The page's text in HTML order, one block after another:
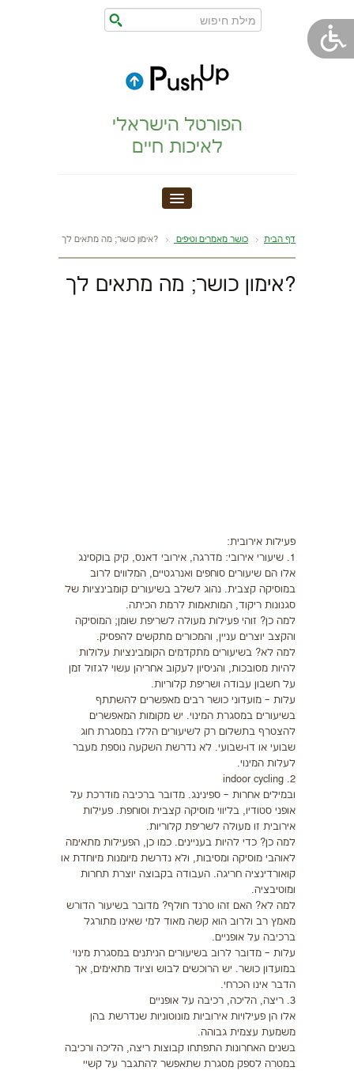
הפורטל הישראלי
לאיכות חיים
חדר כושר
צור קשר
דף הבית כושר מאמרים וטיפים ?אימון כושר; מה מתאים לך
?אימון כושר; מה מתאים לך
פעילות אירובית:
1. שיעורי אירובי: מדרגה, אירובי דאנס, קיק בוקסינג
אלו הם שיעורים סוחפים ואנרגטיים, המלווים לרוב
במוסיקה קצבית. נהוג לשלב בשיעורים קומבינציות של
סגנונות ריקוד, המותאמות לרמת הכיתה.
למה כן? זוהי פעילות מעולה לשריפת שומן; המוסיקה
והקצב יוצרים עניין, והמכורים מתקשים להפסיק.
למה לא? בשיעורים מתקדמים הקומבינציות עלולות
להיות מסובכות, והניסיון לעקוב אחריהן עשוי לגזול זמן
על חשבון עבודה ושריפת קלוריות.
עלות – מועדוני כושר רבים מאפשרים להשתתף
בשיעורים במסגרת המינוי. יש מקומות המאפשרים
להצטרף בתשלום רק לשיעורים הללו במסגרת חוג
שבועי או דו-שבועי. לא נדרשת השקעה נוספת מעבר
לעלות המינוי.
2. indoor cycling
ובמילים אחרות – ספינינג. מדובר ברכיבה מודרכת על
אופני סטודיו, בליווי מוסיקה קצבית וסוחפת. פעילות
אירובית זו מעולה לשריפת קלוריות.
למה כן? כדי להיות בעניינים. כמו כן, הפעילות מתאימה
לאוהבי מוסיקה ומסיבות, ולא נדרשת מיומנות מיוחדת או
קואורדינציה חריגה. העבודה בקבוצה יוצרת תחרות
ומוטיבציה.
למה לא? האם זהו טרנד חולף? מדובר בשיעור הדורש
מאמץ רב ולרוב הוא קשה מאוד למי שאינו מתורגל
ברכיבה על אופניים.
עלות – מדובר לרוב בשיעורים הניתנים במסגרת מינוי
במועדון כושר. יש הרוכשים לבוש וציוד מתאימים, אך
הדבר אינו הכרחי.
3. ריצה, הליכה, רכיבה על אופניים
אלו הן פעילויות אירוביות מונוטוניות שנדרשת בהן
משמעת עצמית גבוהה.
בשנים האחרונות התפתחו קבוצות ריצה, הליכה ורכיבה
במטרה לספק מסגרת שתאפשר להתגבר על קשיי